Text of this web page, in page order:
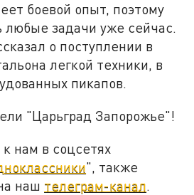
боевой опыт, поэтому
любые задачи уже сейчас.
о поступлении в
легкой техники, в
пикапов.
"Царьград Запорожье"!
нам в соцсетях
", также
наш телеграм-канал.